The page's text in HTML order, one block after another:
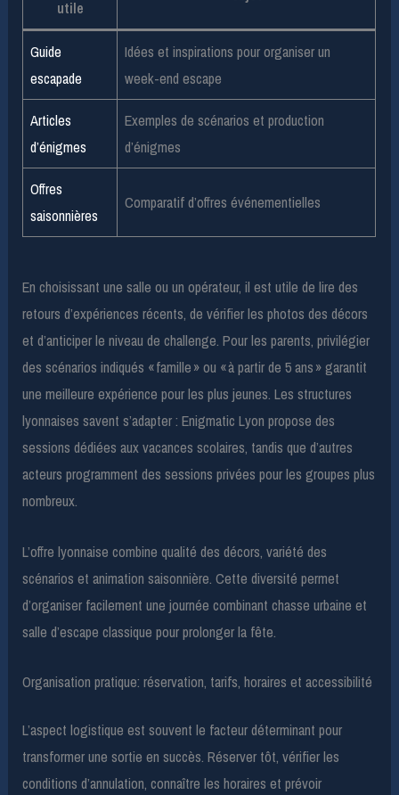
utile
Guide
escapade
Idées et inspirations pour organiser un
week-end escape
Articles
d’énigmes
Exemples de scénarios et production
d’énigmes
Offres
saisonnières
Comparatif d’offres événementielles
En choisissant une salle ou un opérateur, il est utile de lire des
retours d’expériences récents, de vérifier les photos des décors
et d’anticiper le niveau de challenge. Pour les parents, privilégier
des scénarios indiqués « famille » ou « à partir de 5 ans » garantit
une meilleure expérience pour les plus jeunes. Les structures
lyonnaises savent s’adapter : Enigmatic Lyon propose des
sessions dédiées aux vacances scolaires, tandis que d’autres
acteurs programment des sessions privées pour les groupes plus
nombreux.
L’offre lyonnaise combine qualité des décors, variété des
scénarios et animation saisonnière. Cette diversité permet
d’organiser facilement une journée combinant chasse urbaine et
salle d’escape classique pour prolonger la fête.
Organisation pratique: réservation, tarifs, horaires et accessibilité
L’aspect logistique est souvent le facteur déterminant pour
transformer une sortie en succès. Réserver tôt, vérifier les
conditions d’annulation, connaître les horaires et prévoir